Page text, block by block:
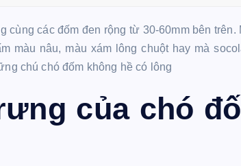
các đốm đen rộng từ 30-60mm bên trên.
màu nâu, màu xám lông chuột hay mà
chú chó đốm không hề có lông
của chó